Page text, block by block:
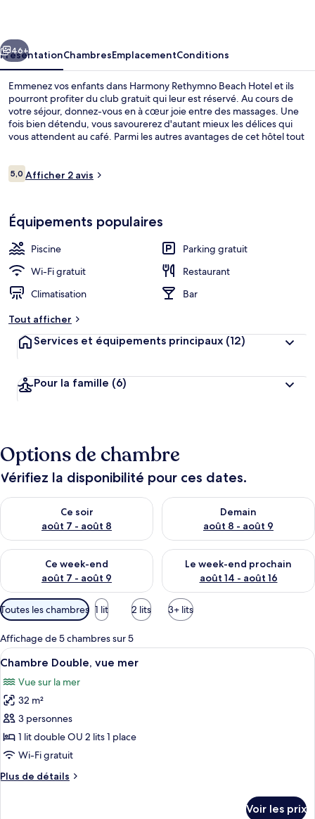
Suivant
46+
PrésentationChambresEmplacementConditions
Emmenez vos enfants dans Harmony Rethymno Beach Hotel et ils
pourront profiter du club gratuit qui leur est réservé. Au cours de
votre séjour, donnez-vous en à cœur joie entre des massages. Une
fois bien détendu, vous savourerez d'autant mieux les délices qui
vous attendent au café. Parmi les autres avantages de cet hôtel tout
soucis.
Avis
voyageurs
5,05,0 sur 10
Afficher 2 avis
Équipements populaires
Piscine
Parking gratuit
Wi-Fi gratuit
Restaurant
Climatisation
Bar
Tout afficher
Services et équipements principaux (12)
Pour la famille (6)
Options de chambre
Vérifiez la disponibilité pour ces dates.
Ce soir
août 7 - août 8
Vérifier la disponibilité pour ce soir août 7 - août 8
Demain
août 8 - août 9
Vérifier la disponibilité pour
Ce week-end
août 7 - août 9
Vérifier la disponibilité pour ce week-end août 7 - août 9
Le week-end prochain
août 14 - août 16
Vérifier la disponibilité pour
Filtres
disponibles
pour
les
chambres
Toutes les chambres 1 lit 2 lits 3+ lits
Affichage de 5 chambres sur 5
Afficher
toutes
les
photos
pour
ce
type
chambre :
Une chambre d’hôtel avec deux lits,
7
Chambre Double, vue mer
Vue sur la mer
32 m²
3 personnes
1 lit double OU 2 lits 1 place
Wi-Fi gratuit
Plus de détails
Plus
Voir les prix